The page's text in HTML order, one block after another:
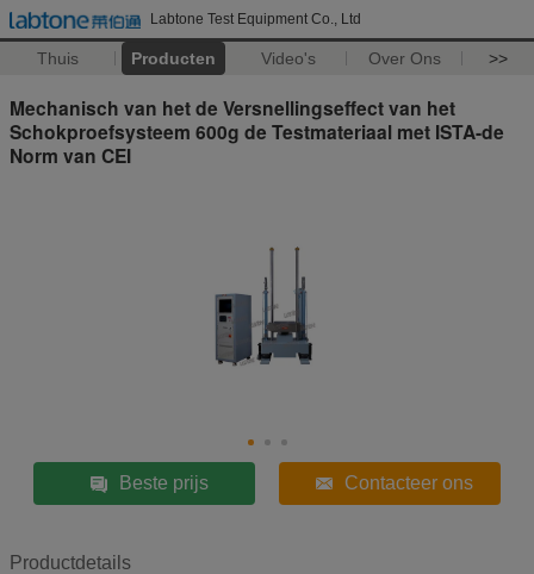
Labtone Test Equipment Co., Ltd
Thuis Producten Video's Over Ons >>
Mechanisch van het de Versnellingseffect van het
Schokproefsysteem 600g de Testmateriaal met ISTA-de
Norm van CEI
Beste prijs Contacteer ons
Productdetails